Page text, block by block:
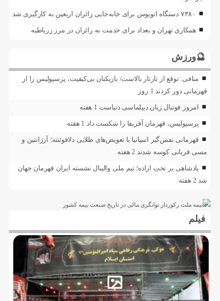
۷۳۸۰ دستگاه اتوبوس برای جابه‌جایی زائران اربعین به‌ کارگیری شد
همکاری تهران و بغداد برای خدمت به زائران در مرز زرباطیه
🔮ورزش
منافی: توقع از تارتار بالاست/ بازیکنان بی‌کیفیت، پرسپولیس را از
قهرمانی دور کردند 1 روز
امروز فوتبال زبان دیپلماسی دنیاست 1 هفته
پرسپولیس، قهرمان آفریقا را شکست داد 1 هفته
قهرمانی نفس‌گیر اسپانیا با تعویض‌های طلایی دلافوئنته؛ آرژانتین و
مسی قربانی کوسه شدند 2 هفته
پادشاهی بر تختِ اراده؛ تیم ملی والیبال نشسته ایران قهرمان جهان
شد 2 هفته
فیلم